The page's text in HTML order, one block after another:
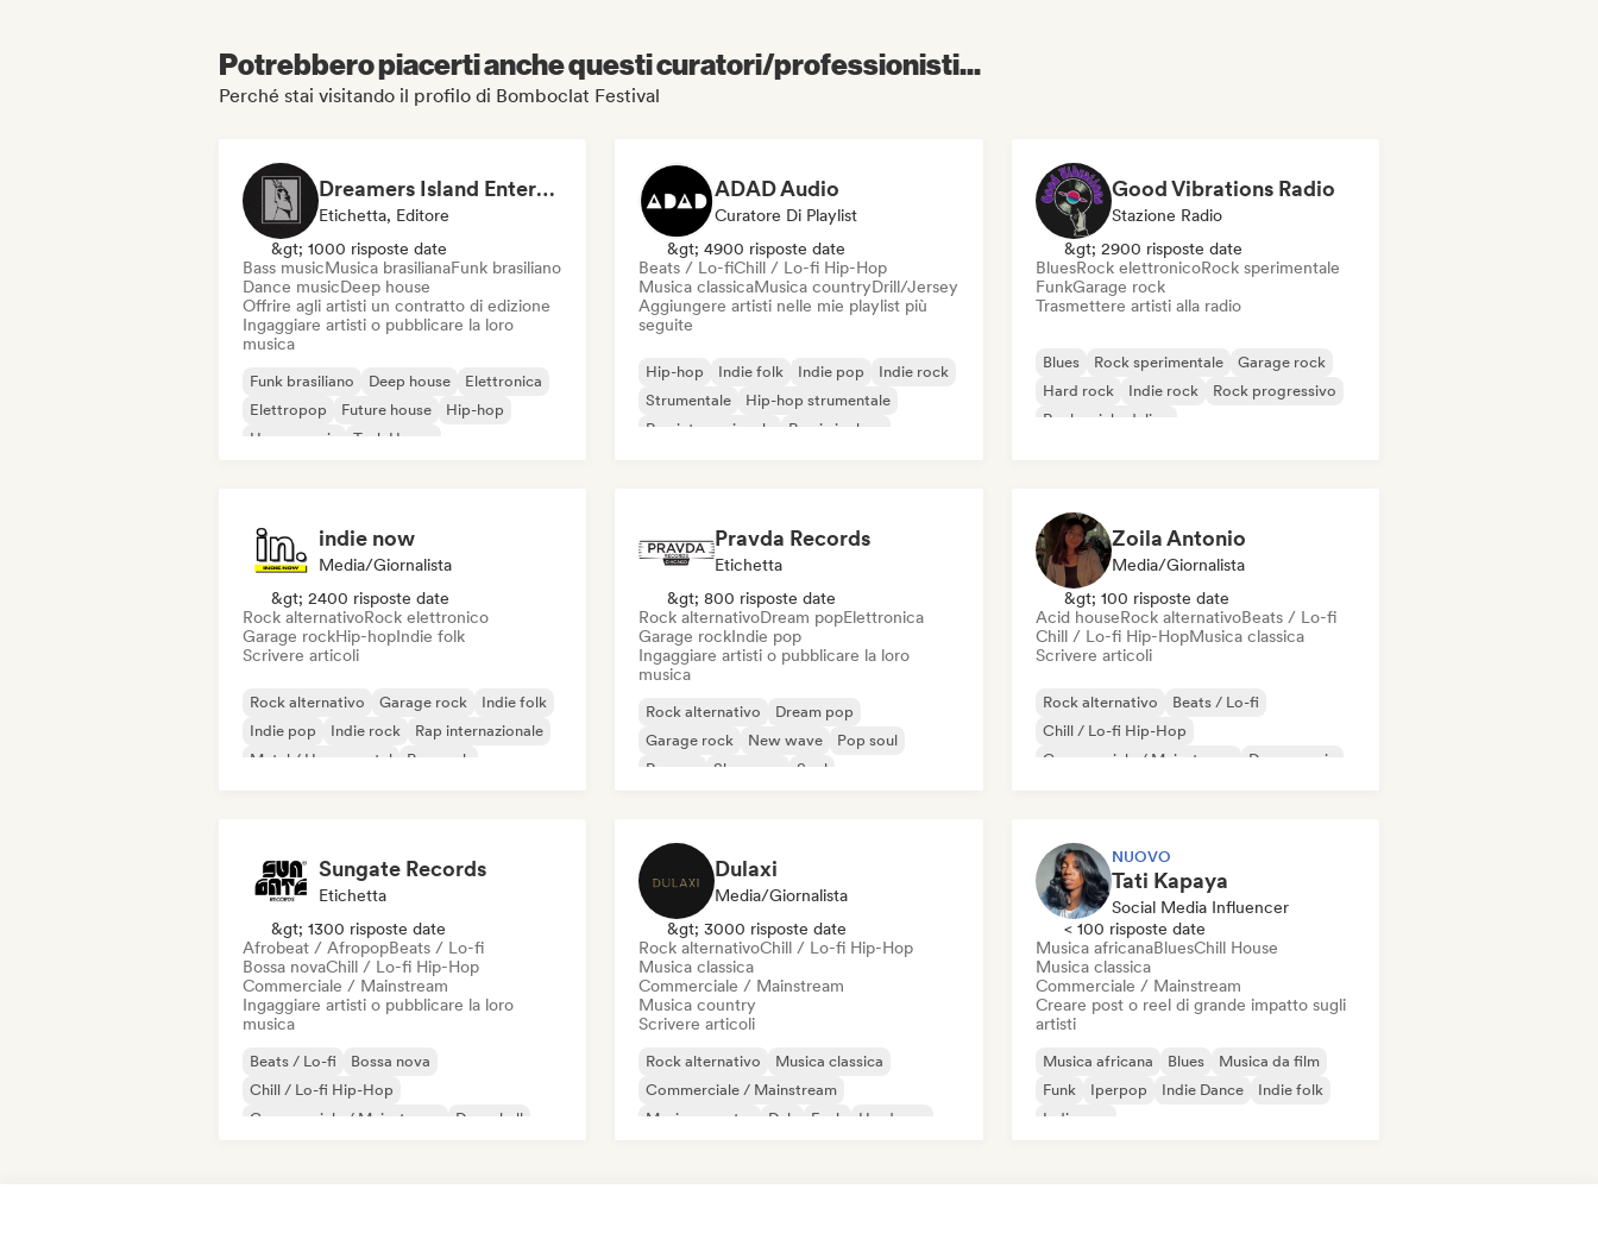
Potrebbero piacerti anche questi curatori/professionisti...
Perché stai visitando il profilo di Bomboclat Festival
Dreamers Island Entertainment
Etichetta, Editore
&gt; 1000 risposte date
Bass musicMusica brasilianaFunk brasiliano
Dance musicDeep house
Offrire agli artisti un contratto di edizione
Ingaggiare artisti o pubblicare la loro
musica
Funk brasiliano Deep house
Elettronica
Elettropop
Future house
Hip-hop
House music
Tech House
ADAD Audio
Curatore Di Playlist
&gt; 4900 risposte date
Beats / Lo-fiChill / Lo-fi Hip-Hop
Musica classicaMusica countryDrill/Jersey
Aggiungere artisti nelle mie playlist più
seguite
Hip-hop Indie folk Indie pop
Indie rock
Strumentale
Hip-hop strumentale
Rap internazionale
Rap in inglese
Good Vibrations Radio
Stazione Radio
&gt; 2900 risposte date
BluesRock elettronicoRock sperimentale
FunkGarage rock
Trasmettere artisti alla radio
Blues Rock sperimentale
Garage rock
Hard rock
Indie rock
Rock progressivo
Rock psichedelico
indie now
Media/Giornalista
&gt; 2400 risposte date
Rock alternativoRock elettronico
Garage rockHip-hopIndie folk
Scrivere articoli
Rock alternativo Garage rock
Indie folk
Indie pop
Indie rock
Rap internazionale
Metal / Heavy metal
Pop rock
Pravda Records
Etichetta
&gt; 800 risposte date
Rock alternativoDream popElettronica
Garage rockIndie pop
Ingaggiare artisti o pubblicare la loro
musica
Rock alternativo
Dream pop
Garage rock
New wave
Pop soul
Reggae
Shoegaze Soul
Zoila Antonio
Media/Giornalista
&gt; 100 risposte date
Acid houseRock alternativoBeats / Lo-fi
Chill / Lo-fi Hip-HopMusica classica
Scrivere articoli
Rock alternativo
Beats / Lo-fi
Chill / Lo-fi Hip-Hop
Commerciale / Mainstream
Dance music
Sungate Records
Etichetta
&gt; 1300 risposte date
Afrobeat / AfropopBeats / Lo-fi
Bossa novaChill / Lo-fi Hip-Hop
Commerciale / Mainstream
Ingaggiare artisti o pubblicare la loro
musica
Beats / Lo-fi
Bossa nova
Chill / Lo-fi Hip-Hop
Commerciale / Mainstream
Dancehall
Dulaxi
Media/Giornalista
&gt; 3000 risposte date
Rock alternativoChill / Lo-fi Hip-Hop
Musica classica
Commerciale / Mainstream
Musica country
Scrivere articoli
Rock alternativo
Musica classica
Commerciale / Mainstream
Musica country
Dub Funk
Hardcore
NUOVO
Tati Kapaya
Social Media Influencer
< 100 risposte date
Musica africanaBluesChill House
Musica classica
Commerciale / Mainstream
Creare post o reel di grande impatto sugli
artisti
Musica africana Blues
Musica da film
Funk
Iperpop Indie Dance
Indie folk
Indie pop